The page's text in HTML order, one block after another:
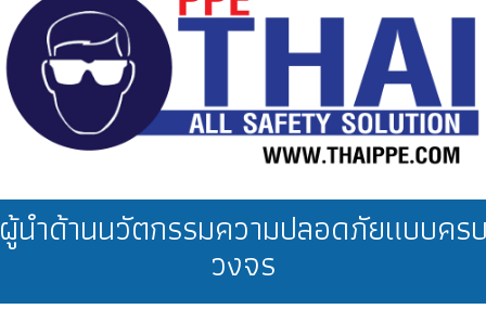
นำด้านนวัตกรรมความปลอดภัยแบบคร
วงจร